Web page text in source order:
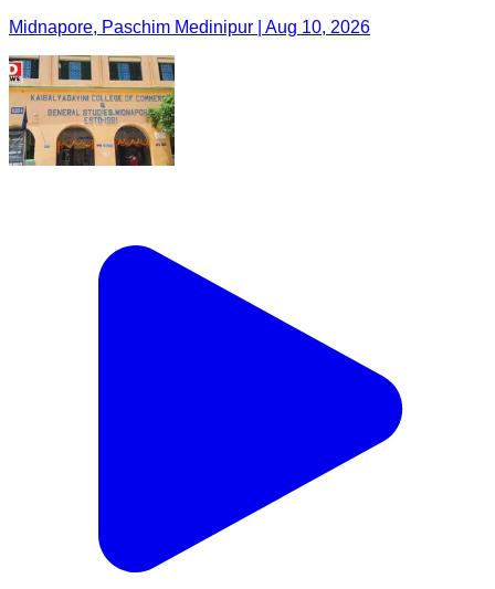
Midnapore, Paschim Medinipur | Aug 10, 2026